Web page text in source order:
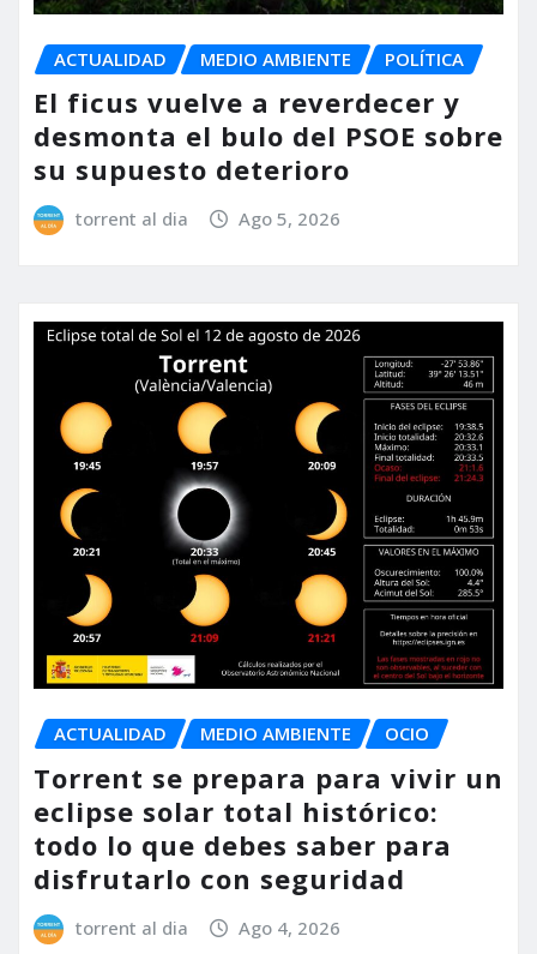
ACTUALIDAD MEDIO AMBIENTE POLÍTICA
El ficus vuelve a reverdecer y
desmonta el bulo del PSOE sobre
su supuesto deterioro
torrent al dia Ago 5, 2026
ACTUALIDAD MEDIO AMBIENTE OCIO
Torrent se prepara para vivir un
eclipse solar total histórico:
todo lo que debes saber para
disfrutarlo con seguridad
torrent al dia Ago 4, 2026